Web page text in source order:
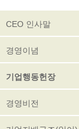
CEO 인사말
경영이념
기업행동헌장
경영비전